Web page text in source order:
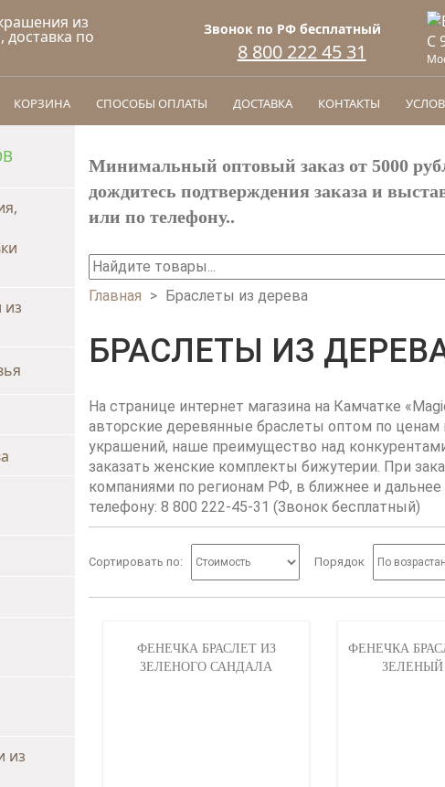
из
доставка по Звонок по РФ бесплатный
8 800 222 45 31 C
КОРЗИНА СПОСОБЫ ОПЛАТЫ ДОСТАВКА КОНТАКТЫ
из
из
Минимальный оптовый заказ от 5000
дождитесь подтверждения заказа и
или по телефону..
ФОРМА ПОИСКА
ВЫ ЗДЕСЬ
Главная > Браслеты из дерева
БРАСЛЕТЫ ИЗ
На странице интернет магазина на Камчатке
авторские деревянные браслеты оптом по ценам
украшений, наше преимущество над
заказать женские комплекты бижутерии. При
компаниями по регионам РФ, в ближнее и
телефону: 8 800 222-45-31 (Звонок бесплатный)
Сортировать по: Порядок
ФЕНЕЧКА БРАСЛЕТ ИЗ
ЗЕЛЕНОГО САНДАЛА
ФЕНЕЧКА